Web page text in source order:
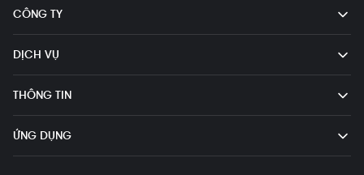
CÔNG TY
DỊCH VỤ
THÔNG TIN
ỨNG DỤNG